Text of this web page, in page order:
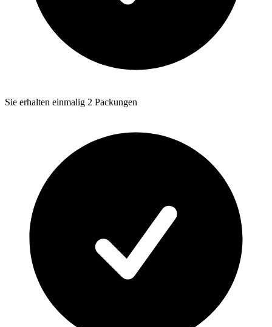
Sie erhalten einmalig 2 Packungen